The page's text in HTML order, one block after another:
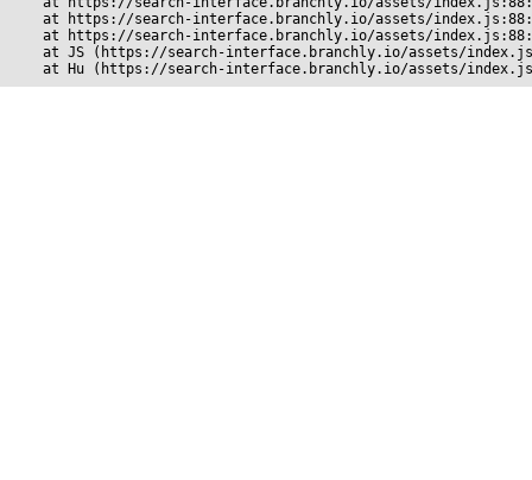
at https://search-interface.branchly.io/assets/
at https://search-interface.branchly.io/assets/
at JS (https://search-interface.branchly.io/assets/
at Hu (https://search-interface.branchly.io/assets/